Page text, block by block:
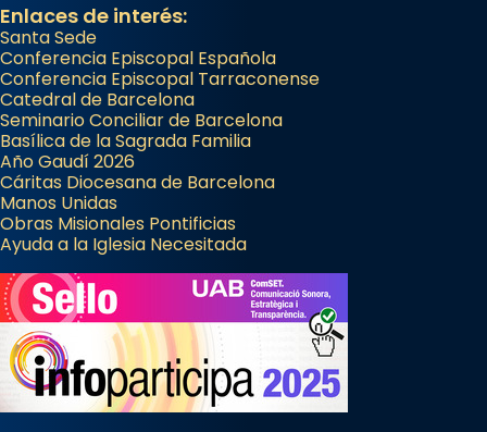
Enlaces de interés:
Santa Sede
Conferencia Episcopal Española
Conferencia Episcopal Tarraconense
Catedral de Barcelona
Seminario Conciliar de Barcelona
Basílica de la Sagrada Familia
Año Gaudí 2026
Cáritas Diocesana de Barcelona
Manos Unidas
Obras Misionales Pontificias
Ayuda a la Iglesia Necesitada